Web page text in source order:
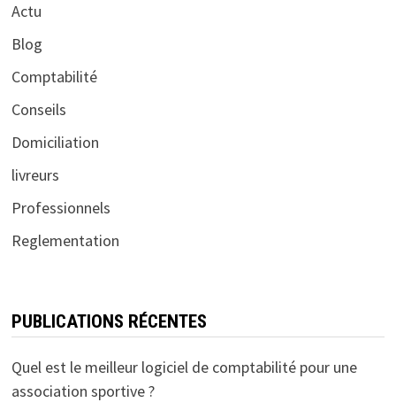
Actu
Blog
Comptabilité
Conseils
Domiciliation
livreurs
Professionnels
Reglementation
PUBLICATIONS RÉCENTES
Quel est le meilleur logiciel de comptabilité pour une
association sportive ?